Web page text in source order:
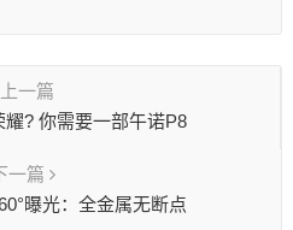
上一篇
? 你需要一部午诺P8
一篇
曝光：全金属无断点